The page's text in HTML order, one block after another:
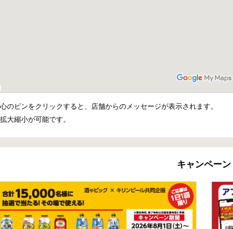
のピンをクリックすると、店舗からのメッセージが表示されます。
大縮小が可能です。
キャンペーン